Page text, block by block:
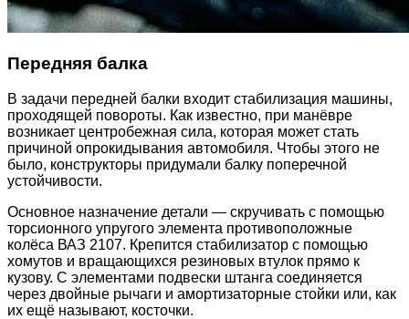
Передняя балка
В задачи передней балки входит стабилизация машины,
проходящей повороты. Как известно, при манёвре
возникает центробежная сила, которая может стать
причиной опрокидывания автомобиля. Чтобы этого не
было, конструкторы придумали балку поперечной
устойчивости.
Основное назначение детали — скручивать с помощью
торсионного упругого элемента противоположные
колёса ВАЗ 2107. Крепится стабилизатор с помощью
хомутов и вращающихся резиновых втулок прямо к
кузову. С элементами подвески штанга соединяется
через двойные рычаги и амортизаторные стойки или, как
их ещё называют, косточки.